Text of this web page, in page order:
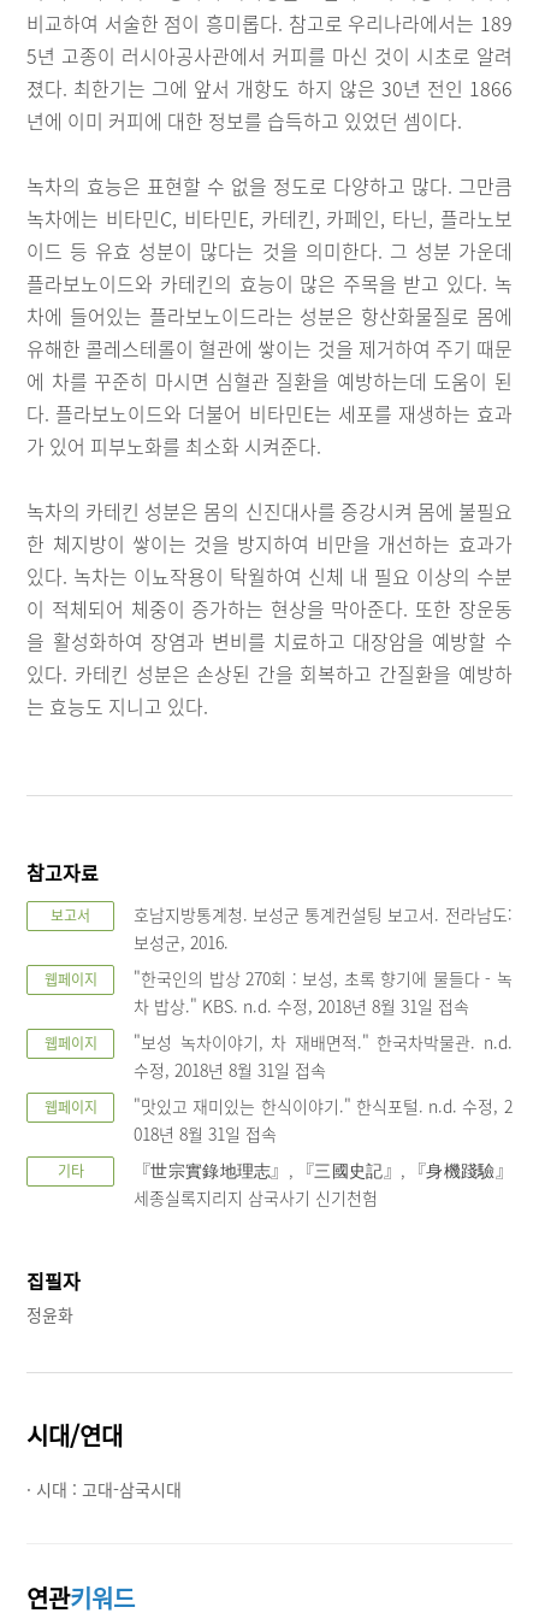
비교하여 서술한 점이 흥미롭다. 참고로 우리나라에서는 189
5년 고종이 러시아공사관에서 커피를 마신 것이 시초로 알려
졌다. 최한기는 그에 앞서 개항도 하지 않은 30년 전인 1866
년에 이미 커피에 대한 정보를 습득하고 있었던 셈이다.
녹차의 효능은 표현할 수 없을 정도로 다양하고 많다. 그만큼
녹차에는 비타민C, 비타민E, 카테킨, 카페인, 타닌, 플라노보
이드 등 유효 성분이 많다는 것을 의미한다. 그 성분 가운데
플라보노이드와 카테킨의 효능이 많은 주목을 받고 있다. 녹
차에 들어있는 플라보노이드라는 성분은 항산화물질로 몸에
유해한 콜레스테롤이 혈관에 쌓이는 것을 제거하여 주기 때문
에 차를 꾸준히 마시면 심혈관 질환을 예방하는데 도움이 된
다. 플라보노이드와 더불어 비타민E는 세포를 재생하는 효과
가 있어 피부노화를 최소화 시켜준다.
녹차의 카테킨 성분은 몸의 신진대사를 증강시켜 몸에 불필요
한 체지방이 쌓이는 것을 방지하여 비만을 개선하는 효과가
있다. 녹차는 이뇨작용이 탁월하여 신체 내 필요 이상의 수분
이 적체되어 체중이 증가하는 현상을 막아준다. 또한 장운동
을 활성화하여 장염과 변비를 치료하고 대장암을 예방할 수
있다. 카테킨 성분은 손상된 간을 회복하고 간질환을 예방하
는 효능도 지니고 있다.
참고자료
보고서
호남지방통계청. 보성군 통계컨설팅 보고서. 전라남도:
보성군, 2016.
웹페이지
"한국인의 밥상 270회 : 보성, 초록 향기에 물들다 - 녹
차 밥상." KBS. n.d. 수정, 2018년 8월 31일 접속
웹페이지
"보성 녹차이야기, 차 재배면적." 한국차박물관. n.d.
수정, 2018년 8월 31일 접속
웹페이지
"맛있고 재미있는 한식이야기." 한식포털. n.d. 수정, 2
018년 8월 31일 접속
기타
『世宗實錄地理志』, 『三國史記』, 『身機踐驗』
세종실록지리지 삼국사기 신기천험
집필자
정윤화
시대/연대
· 시대 : 고대-삼국시대
연관키워드